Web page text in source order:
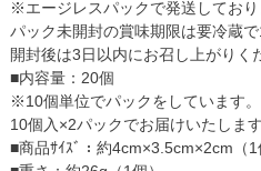
※エージレスパックで発送しており
パック未開封の賞味期限は要冷蔵で
開封後は3日以内にお召し上がりく
■内容量：20個
※10個単位でパックをしています。
10個入×2パックでお届けいたします
■商品ｻｲｽﾞ：約4cm×3.5cm×2cm（1